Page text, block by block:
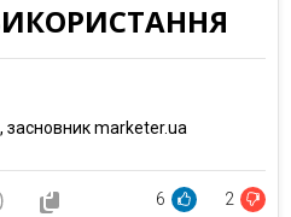
засновник marketer.ua
6 2